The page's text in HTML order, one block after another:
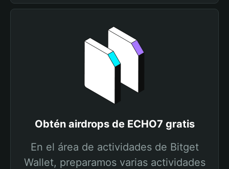
Obtén airdrops de ECHO7 gratis
En el área de actividades de Bitget
Wallet, preparamos varias actividades